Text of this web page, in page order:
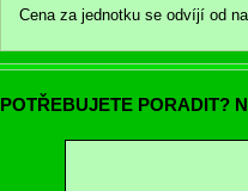
Cena za jednotku se odvíjí od
POTŘEBUJETE PORADIT?